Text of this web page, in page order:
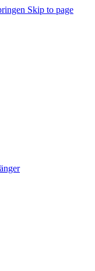
Skip to page